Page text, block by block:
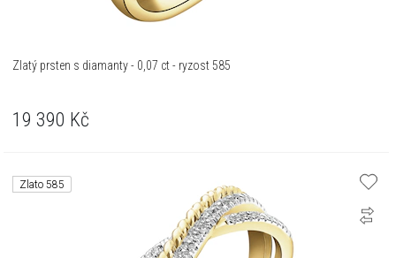
Zlatý prsten s diamanty - 0,07 ct - ryzost 585
19 390 Kč
Zlato 585